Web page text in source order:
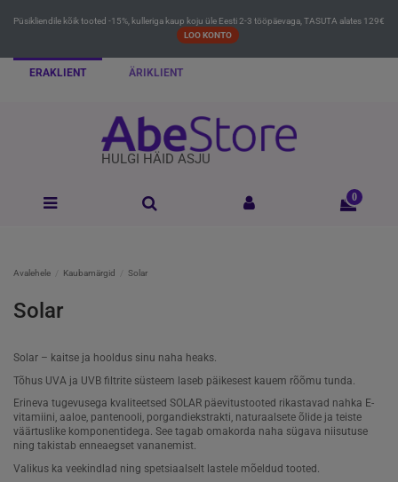
Püsikliendile kõik tooted -15%, kulleriga kaup koju üle Eesti 2-3 tööpäevaga, TASUTA alates 129€
LOO KONTO
ERAKLIENT ÄRIKLIENT
HULGI HÄID ASJU
0
Avalehele Kaubamärgid Solar
Solar
Solar – kaitse ja hooldus sinu naha heaks.
Tõhus UVA ja UVB filtrite süsteem laseb päikesest kauem rõõmu tunda.
Erineva tugevusega kvaliteetsed SOLAR päevitustooted rikastavad nahka E-
vitamiini, aaloe, pantenooli, porgandiekstrakti, naturaalsete õlide ja teiste
väärtuslike komponentidega. See tagab omakorda naha sügava niisutuse
ning takistab enneaegset vananemist.
Valikus ka veekindlad ning spetsiaalselt lastele mõeldud tooted.